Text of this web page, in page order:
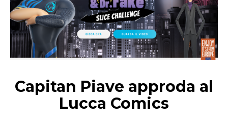
Capitan Piave approda al
Lucca Comics